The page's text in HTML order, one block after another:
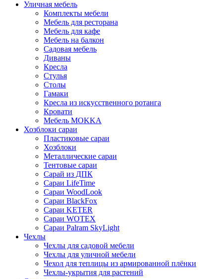
Уличная мебель
Комплекты мебели
Мебель для ресторана
Мебель для кафе
Мебель на балкон
Садовая мебель
Диваны
Кресла
Стулья
Столы
Гамаки
Кресла из искусственного ротанга
Кровати
Мебель MOKKA
Хозблоки сараи
Пластиковые сараи
Хозблоки
Металлические сараи
Тентовые сараи
Сарай из ДПК
Cараи LifeTime
Cараи WoodLook
Сараи BlackFox
Сараи KETER
Сараи WOTEX
Сараи Palram SkyLight
Чехлы
Чехлы для садовой мебели
Чехлы для уличной мебели
Чехол для теплицы из армированной плёнки
Чехлы-укрытия для растений